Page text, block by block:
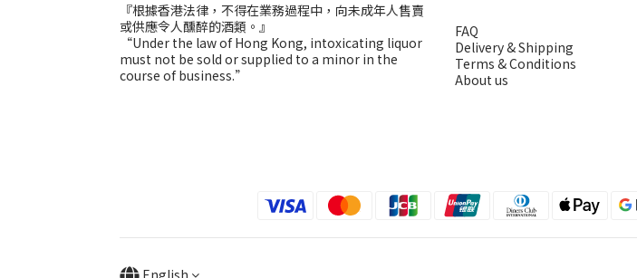
『根據香港法律，不得在業務過程中，向未成年人售賣
或供應令人醺醉的酒類。』
“Under the law of Hong Kong, intoxicating liquor
must not be sold or supplied to a minor in the
course of business.”
FAQ
Delivery & Shipping
Terms & Conditions
About us